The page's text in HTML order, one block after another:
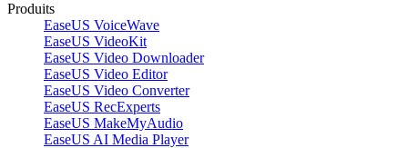
Produits
EaseUS VoiceWave
EaseUS VideoKit
EaseUS Video Downloader
EaseUS Video Editor
EaseUS Video Converter
EaseUS RecExperts
EaseUS MakeMyAudio
EaseUS AI Media Player